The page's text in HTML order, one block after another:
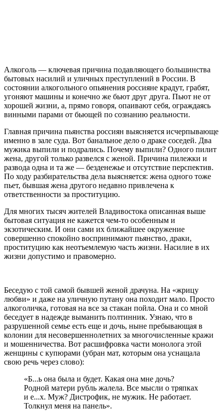
Алкоголь — ключевая причина подавляющего большинства
бытовых насилий и уличных преступлений в России. В
состоянии алкогольного опьянения россияне крадут, грабят,
угоняют машины и конечно же бьют друг друга. Пьют не от
хорошей жизни, а, прямо говоря, опаивают себя, ограждаясь
винными парами от бьющей по сознанию реальности.
Главная причина пьянства россиян выясняется исчерпывающе
именно в зале суда. Вот банальное дело о драке соседей. Два
мужика выпили и подрались. Почему выпили? Одного пилит
жена, другой только развелся с женой. Причина пилежки и
развода одна и та же — безденежье и отсутствие перспектив.
По ходу разбирательства дела выясняется: жена одного тоже
пьет, бывшая жена другого недавно привлечена к
ответственности за проституцию.
Для многих тысяч жителей Владивостока описанная выше
бытовая ситуация не кажется чем-то особенным и
экзотическим. И они сами их ближайшее окружение
совершенно спокойно воспринимают пьянство, драки,
проституцию как неотъемлемую часть жизни. Насилие в их
жизни допустимо и правомерно.
Беседую с той самой бывшей женой драчуна. На «жрицу
любви» и даже на уличную путану она походит мало. Просто
алкоголичка, готовая на все за стакан пойла. Она и со мной
беседует в надежде выманить полтинник. Узнаю, что в
разрушенной семье есть еще и дочь, ныне пребывающая в
колонии для несовершеннолетних за многочисленные кражи
и мошенничества. Вот расшифровка части монолога этой
женщины с купюрами (убран мат, которым она уснащала
свою речь через слово):
«Б...ь она была и будет. Какая она мне дочь?
Родной матери рубль жалела. Все мысли о тряпках
и е...х. Муж? Дистрофик, не мужик. Не работает.
Толкнул меня на панель».